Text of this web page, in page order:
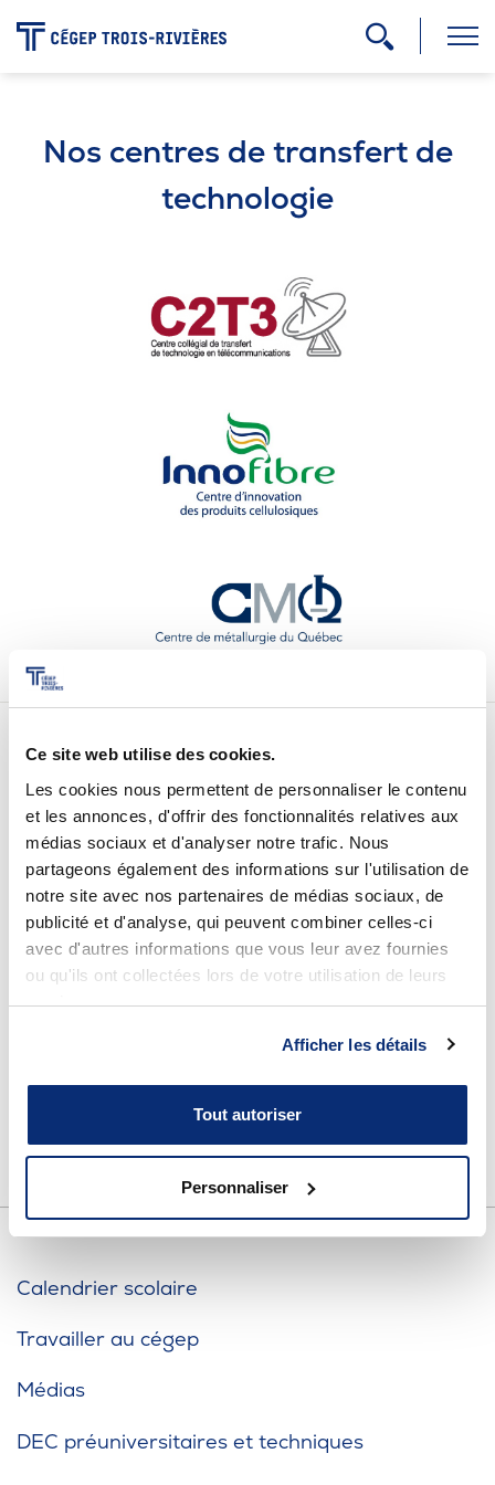
Ce site web utilise des cookies.
Les cookies nous permettent de personnaliser le contenu
et les annonces, d'offrir des fonctionnalités relatives aux
médias sociaux et d'analyser notre trafic. Nous
partageons également des informations sur l'utilisation de
notre site avec nos partenaires de médias sociaux, de
publicité et d'analyse, qui peuvent combiner celles-ci
avec d'autres informations que vous leur avez fournies
ou qu'ils ont collectées lors de votre utilisation de leurs
services.
Afficher les détails
Tout autoriser
Personnaliser
Programmes
Admission
Zone étudiante
Notre collège
Services à la population
Stages et emplois pour étudiants
Communications
Liens utiles
Omnivox
Guichet des requêtes
Portail CégepTR
Intranet du personnel
Bottin du personnel
Nos centres de transfert de
technologie
Nos coordonnées
Pavillon des Sciences
3500, rue de Courval, C.P. 97, G9A 5E6
Pavillon des Humanités
3175 boul. Laviolette, G8Z 1E9
Calendrier scolaire
Travailler au cégep
Médias
DEC préuniversitaires et techniques